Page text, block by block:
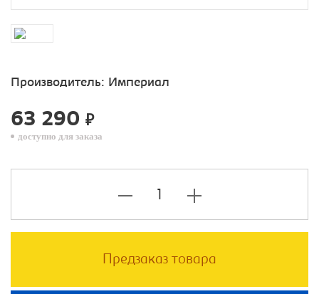
Производитель: Империал
63 290 ₽
доступно для заказа
Предзаказ товара